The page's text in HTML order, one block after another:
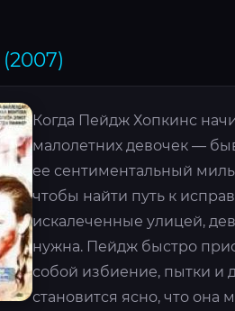
Когда Пейдж Хопкинс
малолетних девочек —
ее сентиментальный
чтобы найти путь к
искалеченные улицей,
нужна. Пейдж быстро
собой избиение, пытки и
становится ясно, что